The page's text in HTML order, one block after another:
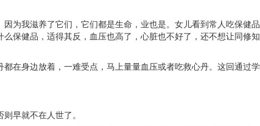
为我滋养了它们，它们都是生命，业也是。女儿看到常人吃保健品
保健品，适得其反，血压也高了，心脏也不好了，还不想让同修知
在身边放着，一难受点，马上量量血压或者吃救心丹。这回通过学
早就不在人世了。